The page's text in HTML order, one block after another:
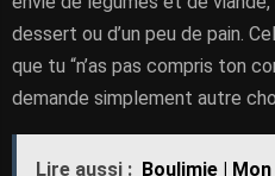
dessert ou d’un peu de pain.
que tu “n’as pas compris ton
demande simplement autre
Lire aussi : Boulimie |